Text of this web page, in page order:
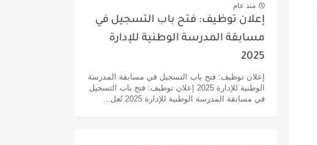
منذ عام
إعلان توظيف: فتح باب التسجيل في
مسابقة المدرسة الوطنية للإدارة
2025
إعلان توظيف: فتح باب التسجيل في مسابقة المدرسة
الوطنية للإدارة 2025 إعلان توظيف: فتح باب التسجيل
في مسابقة المدرسة الوطنية للإدارة 2025 تُعل...